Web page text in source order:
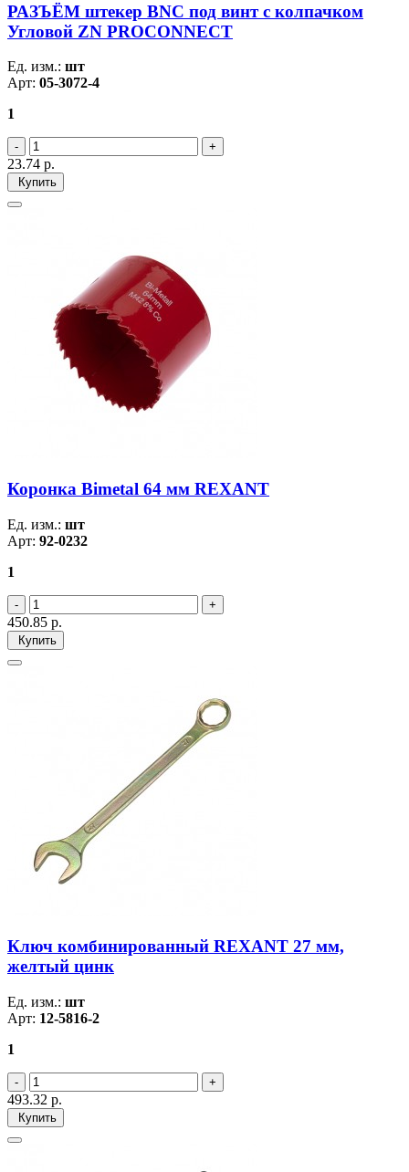
РАЗЪЁМ штекер BNC под винт с колпачком
Угловой ZN PROCONNECT
Ед. изм.: шт
Арт: 05-3072-4
1
23.74 р.
Купить
Коронка Bimetal 64 мм REXANT
Ед. изм.: шт
Арт: 92-0232
1
450.85 р.
Купить
Ключ комбинированный REXANT 27 мм,
желтый цинк
Ед. изм.: шт
Арт: 12-5816-2
1
493.32 р.
Купить